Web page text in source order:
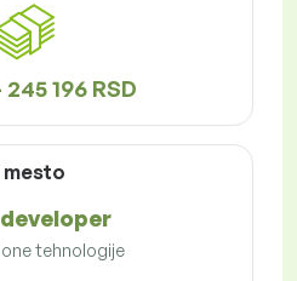
196 RSD
mesto
tehnologije